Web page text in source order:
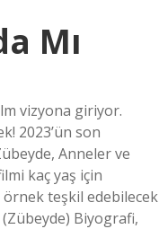
Mı
vizyona giriyor.
2023’ün son
Anneler ve
kaç yaş için
teşkil edebilecek
Biyografi,